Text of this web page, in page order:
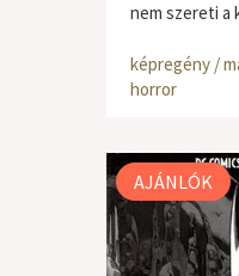
nem szereti a
képregény /
horror
AJÁNLÓK